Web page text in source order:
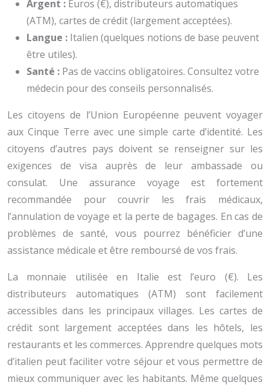
Argent : Euros (€), distributeurs automatiques
(ATM), cartes de crédit (largement acceptées).
Langue : Italien (quelques notions de base peuvent
être utiles).
Santé : Pas de vaccins obligatoires. Consultez votre
médecin pour des conseils personnalisés.
Les citoyens de l’Union Européenne peuvent voyager
aux Cinque Terre avec une simple carte d’identité. Les
citoyens d’autres pays doivent se renseigner sur les
exigences de visa auprès de leur ambassade ou
consulat. Une assurance voyage est fortement
recommandée pour couvrir les frais médicaux,
l’annulation de voyage et la perte de bagages. En cas de
problèmes de santé, vous pourrez bénéficier d’une
assistance médicale et être remboursé de vos frais.
La monnaie utilisée en Italie est l’euro (€). Les
distributeurs automatiques (ATM) sont facilement
accessibles dans les principaux villages. Les cartes de
crédit sont largement acceptées dans les hôtels, les
restaurants et les commerces. Apprendre quelques mots
d’italien peut faciliter votre séjour et vous permettre de
mieux communiquer avec les habitants. Même quelques